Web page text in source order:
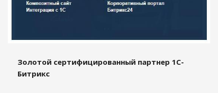
Золотой сертифицированный партнер 1С-
Битрикс